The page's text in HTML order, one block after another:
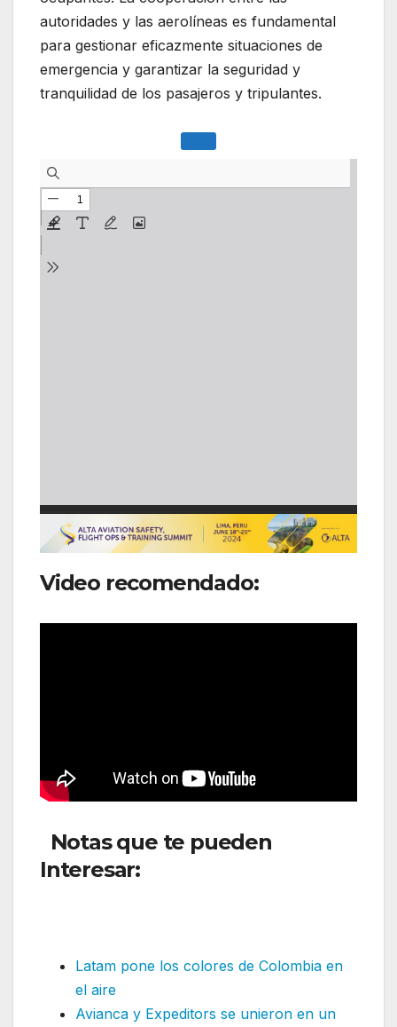
autoridades y las aerolíneas es fundamental
para gestionar eficazmente situaciones de
emergencia y garantizar la seguridad y
tranquilidad de los pasajeros y tripulantes.
Video recomendado:
Notas que te pueden
Interesar:
Latam pone los colores de Colombia en
el aire
Avianca y Expeditors se unieron en un